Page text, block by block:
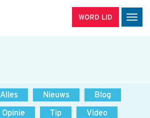
WORD LID
Alles Nieuws
Blog
Opinie Tip
Video